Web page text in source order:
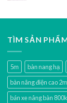
TÌM SẢN
5m bàn nang hạ
bàn nâng điện cao 2m
bán xe nâng bàn